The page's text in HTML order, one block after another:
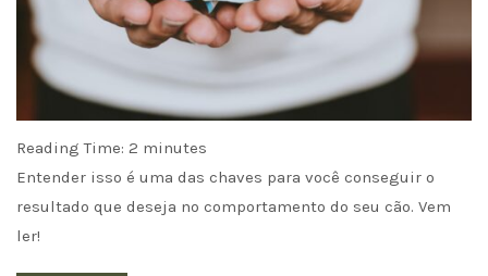
Reading Time: 2 minutes
Entender isso é uma das chaves para você conseguir o
resultado que deseja no comportamento do seu cão. Vem
ler!